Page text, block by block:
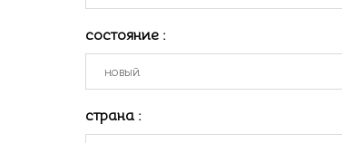
состояние :
страна :